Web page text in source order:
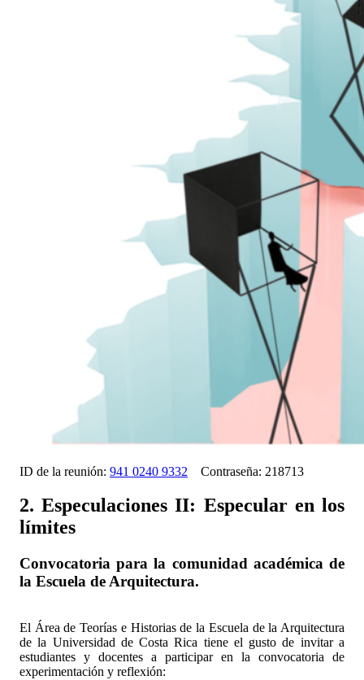
ID de la reunión: 941 0240 9332 Contraseña: 218713
2. Especulaciones II: Especular en los
límites
Convocatoria para la comunidad académica de
la Escuela de Arquitectura.
El Área de Teorías e Historias de la Escuela de la Arquitectura
de la Universidad de Costa Rica tiene el gusto de invitar a
estudiantes y docentes a participar en la convocatoria de
experimentación y reflexión: